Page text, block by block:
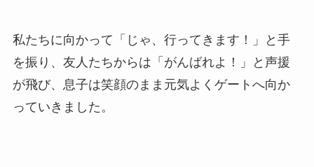
私たちに向かって「じゃ、行ってきます！」と手
を振り、友人たちからは「がんばれよ！」と声援
が飛び、息子は笑顔のまま元気よくゲートへ向か
っていきました。